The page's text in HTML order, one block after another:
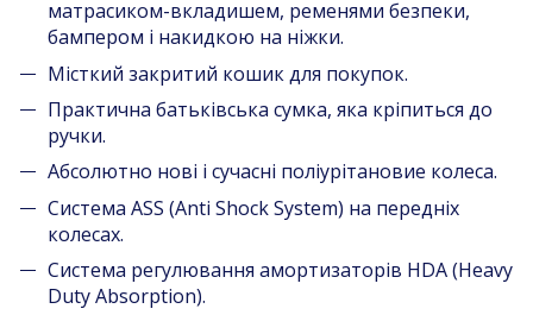
матрасиком-вкладишем, ременями безпеки,
бампером і накидкою на ніжки.
Місткий закритий кошик для покупок.
Практична батьківська сумка, яка кріпиться до
ручки.
Абсолютно нові і сучасні поліурітановие колеса.
Система ASS (Anti Shock System) на передніх
колесах.
Система регулювання амортизаторів HDA (Heavy
Duty Absorption).